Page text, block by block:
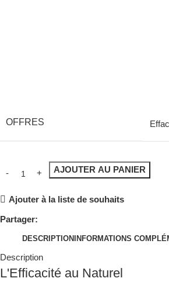
OFFRES
AJOUTER AU PANIER
Ajouter à la liste de souhaits
Partager:
DESCRIPTION INFORMATIONS
Description
L'Efficacité au Naturel